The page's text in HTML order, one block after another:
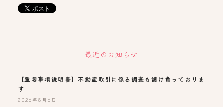
最近のお知らせ
【重要事項説明書】不動産取引に係る調査も請け負っておりま
す
2026年8月6日